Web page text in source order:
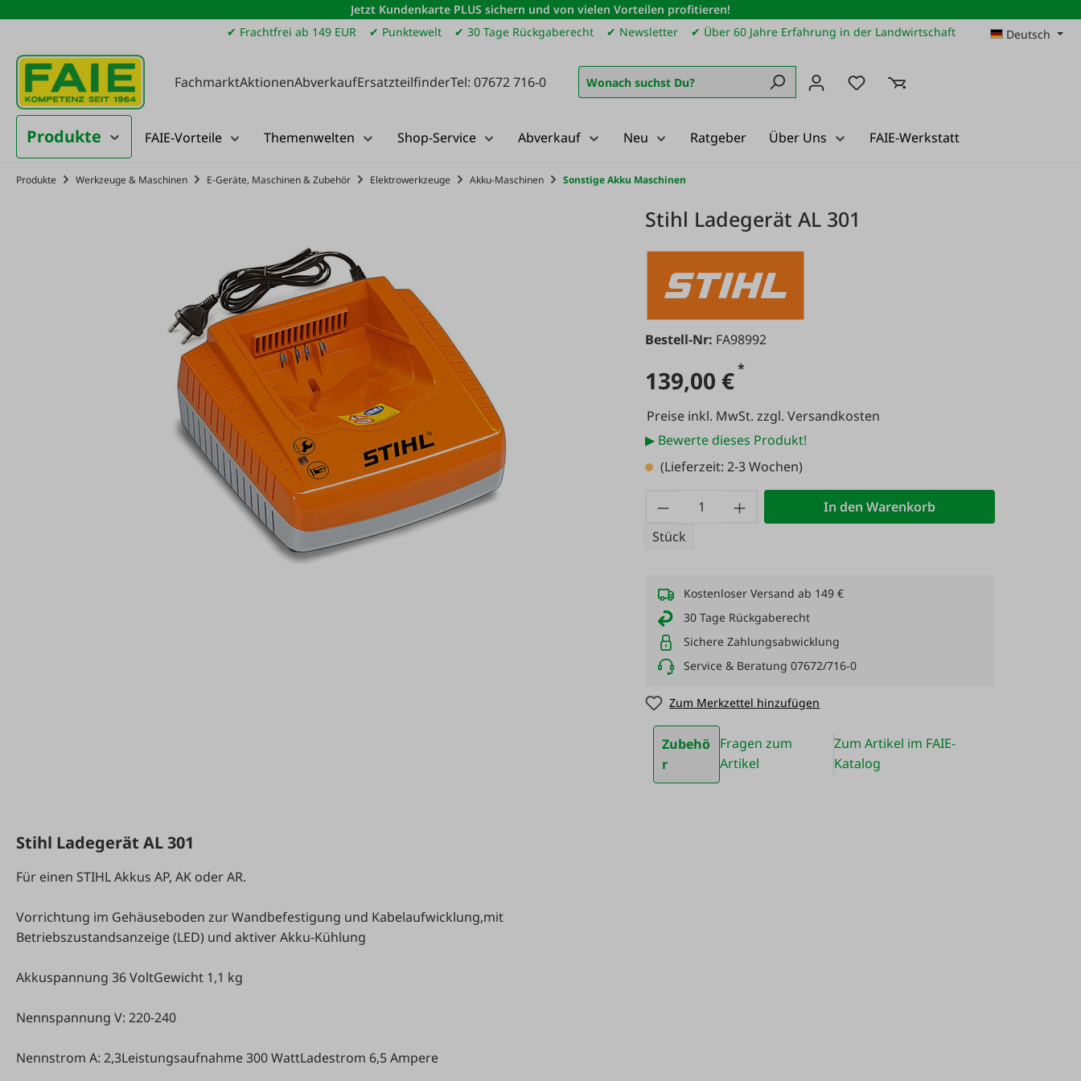
Hauptinhalt springen
Zur Suche springen
Zur Hauptnavigation springen
Jetzt Kundenkarte PLUS sichern und von vielen Vorteilen profitieren!
✔ Frachtfrei ab 149 EUR
✔ Punktewelt ✔ 30 Tage Rückgaberecht ✔ Newsletter ✔ Über 60 Jahre Erfahrung in der Landwirtschaft Deutsch
FachmarktAktionenAbverkaufErsatzteilfinderTel: 07672 716-0 Du hast 0 Produkte auf dem
Produkte FAIE-Vorteile Themenwelten Shop-Service Abverkauf Neu Ratgeber Über Uns FAIE-Werkstatt
Produkte Werkzeuge & Maschinen E-Geräte, Maschinen & Zubehör Elektrowerkzeuge Akku-Maschinen Sonstige Akku Maschinen
Stihl Ladegerät AL 301
Bestell-Nr: FA98992
139,00 €*
Preise inkl. MwSt. zzgl. Versandkosten
▶ Bewerte dieses Produkt!
(Lieferzeit: 2-3 Wochen)
Produkt Anzahl: Gib den gewünschten Wert
Stück
In den Warenkorb
Kostenloser Versand ab 149 €
30 Tage Rückgaberecht
Sichere Zahlungsabwicklung
Service & Beratung 07672/716-0
Zum Merkzettel hinzufügen
Zubehö
r
Fragen zum
Artikel
Zum Artikel im FAIE-
Katalog
Stihl Ladegerät AL 301
Für einen STIHL Akkus AP, AK oder AR.
Vorrichtung im Gehäuseboden zur Wandbefestigung und Kabelaufwicklung,mit
Betriebszustandsanzeige (LED) und aktiver Akku-Kühlung
Akkuspannung 36 VoltGewicht 1,1 kg
Nennspannung V: 220-240
Nennstrom A: 2,3Leistungsaufnahme 300 WattLadestrom 6,5 Ampere